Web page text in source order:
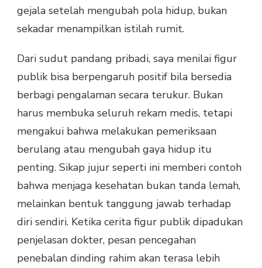
gejala setelah mengubah pola hidup, bukan
sekadar menampilkan istilah rumit.
Dari sudut pandang pribadi, saya menilai figur
publik bisa berpengaruh positif bila bersedia
berbagi pengalaman secara terukur. Bukan
harus membuka seluruh rekam medis, tetapi
mengakui bahwa melakukan pemeriksaan
berulang atau mengubah gaya hidup itu
penting. Sikap jujur seperti ini memberi contoh
bahwa menjaga kesehatan bukan tanda lemah,
melainkan bentuk tanggung jawab terhadap
diri sendiri. Ketika cerita figur publik dipadukan
penjelasan dokter, pesan pencegahan
penebalan dinding rahim akan terasa lebih